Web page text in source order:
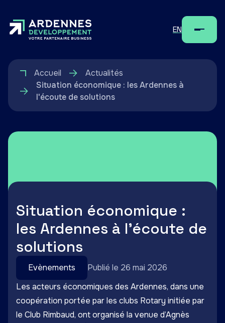
EN Menu
Accueil
Actualités
Situation économique : les Ardennes à
l'écoute de solutions
Situation économique :
les Ardennes à l'écoute de
solutions
Evènements
Publié le 26 mai 2026
Les acteurs économiques des Ardennes, dans une
coopération portée par les clubs Rotary initiée par
le Club Rimbaud, ont organisé la venue d’Agnès